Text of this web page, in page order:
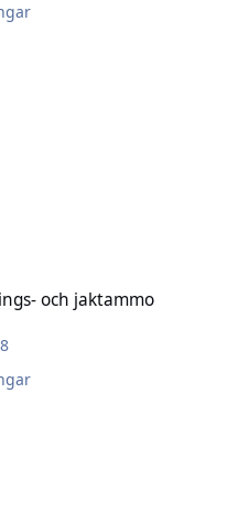
och jaktammo